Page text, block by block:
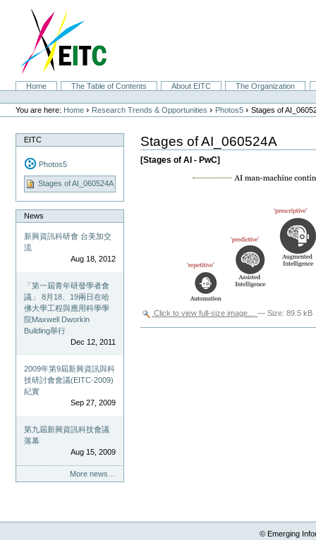
navigation
SectionsHome The Table of Contents About EITC
The Organization
Personal
tools
You are here: Home › Research Trends & Opportunities › Photos5 ›Stages of
EITC
Photos5
Stages of AI_060524A
News
新興資訊科研會 台美加交
流
Aug 18, 2012
「第一屆青年研發學者會
議」 8月18、19兩日在哈
佛大學工程與應用科學學
院Maxwell Dworkin
Building舉行
Dec 12, 2011
2009年第9屆新興資訊與科
技研討會會議(EITC-2009)
紀實
Sep 27, 2009
第九屆新興資訊科技會議
落幕
Aug 15, 2009
More news…
Stages of AI_060524A
[Stages of AI - PwC]
Click to view full-size image… —Size:89.5 kB
© Emerging